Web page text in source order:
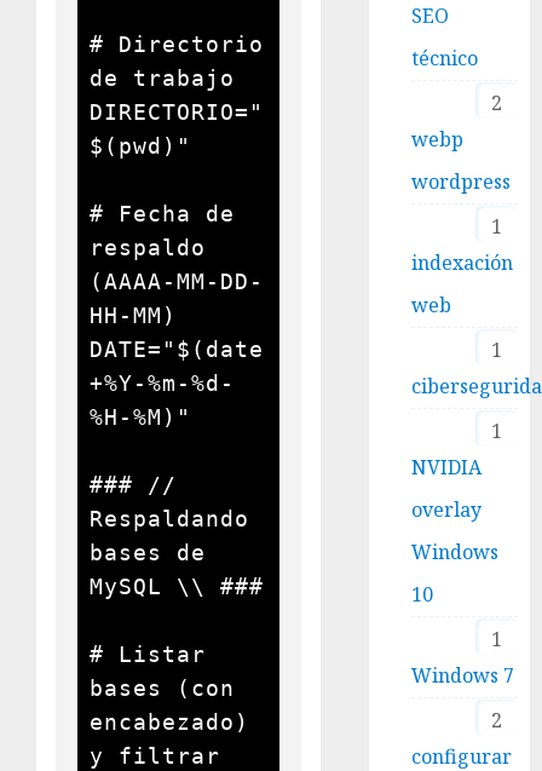
# Directorio
de trabajo
DIRECTORIO="
$(pwd)"
# Fecha de
respaldo
(AAAA-MM-DD-
HH-MM)
DATE="$(date
+%Y-%m-%d-
%H-%M)"
### //
Respaldando
bases de
MySQL \\ ###
# Listar
bases (con
encabezado)
y filtrar
SEO
técnico
2
webp
wordpress
1
indexación
web
1
1
NVIDIA
overlay
Windows
10
1
Windows 7
2
configurar